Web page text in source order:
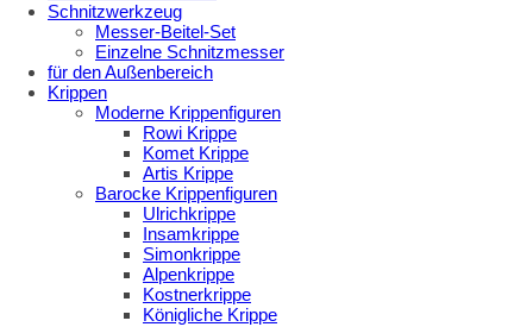
Schnitzwerkzeug
Messer-Beitel-Set
Einzelne Schnitzmesser
für den Außenbereich
Krippen
Moderne Krippenfiguren
Rowi Krippe
Komet Krippe
Artis Krippe
Barocke Krippenfiguren
Ulrichkrippe
Insamkrippe
Simonkrippe
Alpenkrippe
Kostnerkrippe
Königliche Krippe